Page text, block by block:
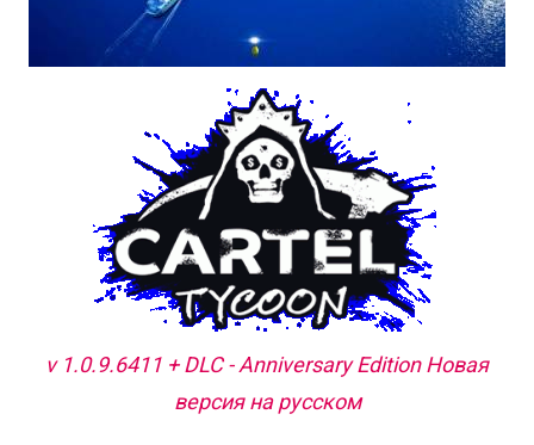
v 1.0.9.6411 + DLC - Anniversary Edition Новая
версия на русском